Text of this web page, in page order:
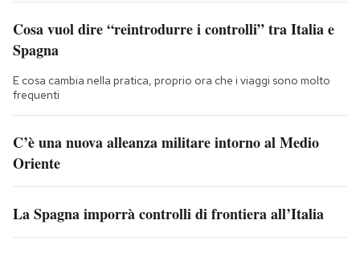
Cosa vuol dire “reintrodurre i controlli” tra Italia e
Spagna
E cosa cambia nella pratica, proprio ora che i viaggi sono molto
frequenti
C’è una nuova alleanza militare intorno al Medio
Oriente
La Spagna imporrà controlli di frontiera all’Italia